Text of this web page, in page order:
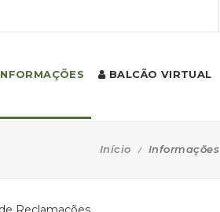
BALCÃO VIRTUAL
Início Informações